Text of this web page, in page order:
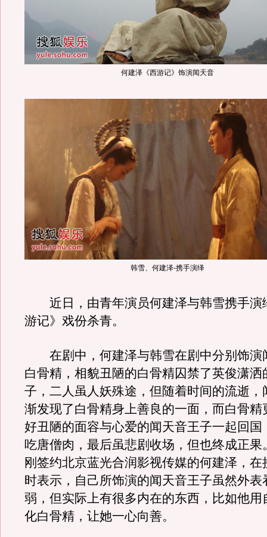
何建泽《西游记》饰演闻天音
韩雪、何建泽-携手演绎
近日，由青年演员何建泽与韩雪携手演
游记》戏份杀青。
在剧中，何建泽与韩雪在剧中分别饰演
白骨精，相貌丑陋的白骨精囚禁了英俊潇洒
子，二人虽人妖殊途，但随着时间的流逝，
渐发现了白骨精身上善良的一面，而白骨精
好丑陋的面容与心爱的闻天音王子一起回国
吃唐僧肉，最后虽悲剧收场，但也终成正果
刚签约北京蓝光合润影视传媒的何建泽，在
时表示，自己所饰演的闻天音王子虽然外表
弱，但实际上有很多内在的东西，比如他用
化白骨精，让她一心向善。